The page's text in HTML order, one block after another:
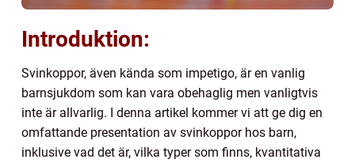
Introduktion:
Svinkoppor, även kända som impetigo, är en vanlig
barnsjukdom som kan vara obehaglig men vanligtvis
inte är allvarlig. I denna artikel kommer vi att ge dig en
omfattande presentation av svinkoppor hos barn,
inklusive vad det är, vilka typer som finns, kvantitativa